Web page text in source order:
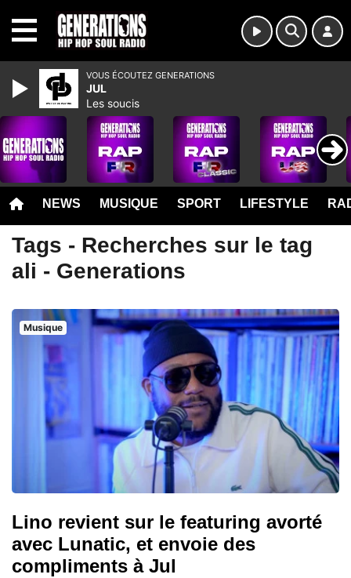
NEWS MUSIQUE SPORT LIFESTYLE
Tags - Recherches sur le tag
ali - Generations
Musique
Lino revient sur le featuring avorté
avec Lunatic, et envoie des
compliments à Jul
VOUS ÉCOUTEZ GENERATIONS
JUL
Les soucis